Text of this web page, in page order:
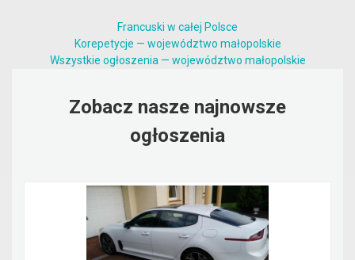
Francuski w całej Polsce
Korepetycje — województwo małopolskie
Wszystkie ogłoszenia — województwo małopolskie
Zobacz nasze najnowsze
ogłoszenia